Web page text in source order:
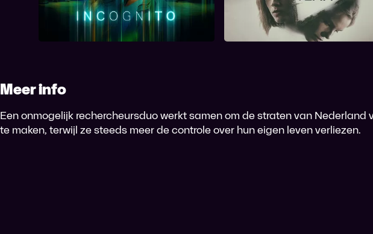
Meer info
Een onmogelijk rechercheursduo werkt samen om de straten van Nederland
te maken, terwijl ze steeds meer de controle over hun eigen leven verliezen.